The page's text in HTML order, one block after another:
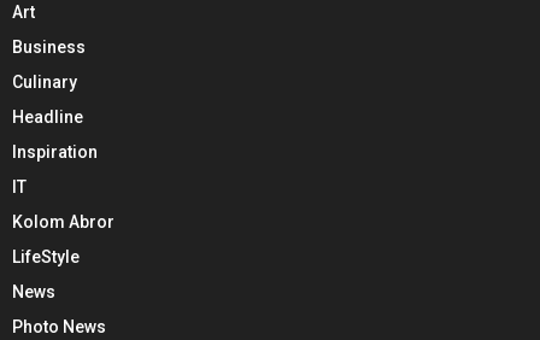
Art
Business
Culinary
Headline
Inspiration
IT
Kolom Abror
LifeStyle
News
Photo News